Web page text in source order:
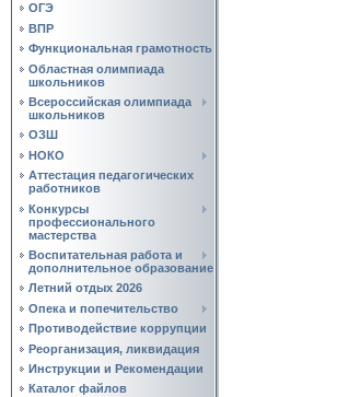
ОГЭ
ВПР
Функциональная грамотность
Областная олимпиада
школьников
Всероссийская олимпиада
школьников
ОЗШ
НОКО
Аттестация педагогических
работников
Конкурсы
профессионального
мастерства
Воспитательная работа и
дополнительное образование
Летний отдых 2026
Опека и попечительство
Противодействие коррупции
Реорганизация, ликвидация
Инструкции и Рекомендации
Каталог файлов